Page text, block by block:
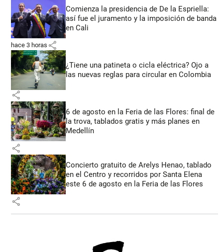
Comienza la presidencia de De la Espriella:
así fue el juramento y la imposición de banda
en Cali
hace 3 horas share
¿Tiene una patineta o cicla eléctrica? Ojo a
las nuevas reglas para circular en Colombia
share
6 de agosto en la Feria de las Flores: final de
la trova, tablados gratis y más planes en
Medellín
share
Concierto gratuito de Arelys Henao, tablado
en el Centro y recorridos por Santa Elena
este 6 de agosto en la Feria de las Flores
share